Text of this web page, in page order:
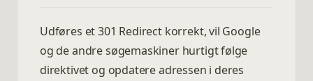
Udføres et 301 Redirect korrekt, vil Google
og de andre søgemaskiner hurtigt følge
direktivet og opdatere adressen i deres